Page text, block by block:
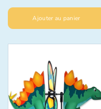
Ajouter au panier